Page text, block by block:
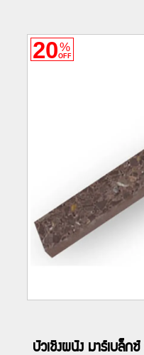
20%
OFF
บัวเชิงผนัง มาร์เบล็ก